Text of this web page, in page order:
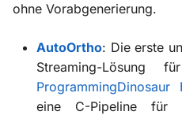
ohne Vorabgenerierung.
AutoOrtho: Die erste
Streaming-Lösung
ProgrammingDinosaur
eine C-Pipeline für